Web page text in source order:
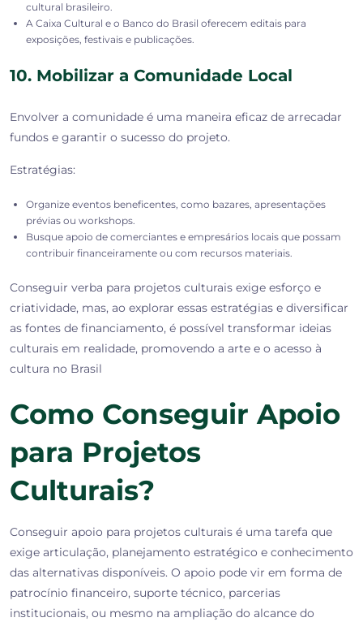
cultural brasileiro.
A Caixa Cultural e o Banco do Brasil oferecem editais para
exposições, festivais e publicações.
10. Mobilizar a Comunidade Local
Envolver a comunidade é uma maneira eficaz de arrecadar
fundos e garantir o sucesso do projeto.
Estratégias:
Organize eventos beneficentes, como bazares, apresentações
prévias ou workshops.
Busque apoio de comerciantes e empresários locais que possam
contribuir financeiramente ou com recursos materiais.
Conseguir verba para projetos culturais exige esforço e
criatividade, mas, ao explorar essas estratégias e diversificar
as fontes de financiamento, é possível transformar ideias
culturais em realidade, promovendo a arte e o acesso à
cultura no Brasil
Como Conseguir Apoio
para Projetos
Culturais?
Conseguir apoio para projetos culturais é uma tarefa que
exige articulação, planejamento estratégico e conhecimento
das alternativas disponíveis. O apoio pode vir em forma de
patrocínio financeiro, suporte técnico, parcerias
institucionais, ou mesmo na ampliação do alcance do